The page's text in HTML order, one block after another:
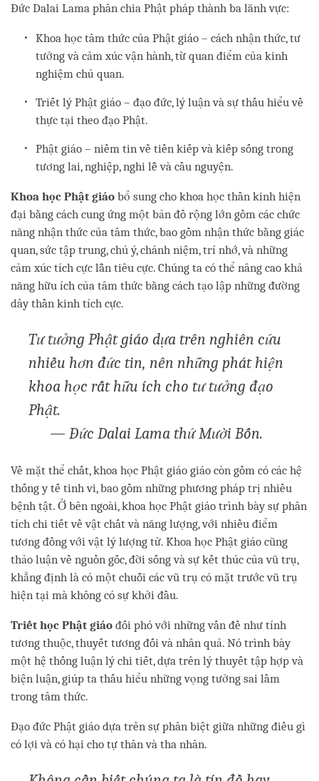
Đức Dalai Lama phân chia Phật pháp thành ba lãnh vực:
Khoa học tâm thức của Phật giáo – cách nhận thức, tư
tưởng và cảm xúc vận hành, từ quan điểm của kinh
nghiệm chủ quan.
Triết lý Phật giáo – đạo đức, lý luận và sự thấu hiểu về
thực tại theo đạo Phật.
Phật giáo – niềm tin về tiền kiếp và kiếp sống trong
tương lai, nghiệp, nghi lễ và cầu nguyện.
Khoa học Phật giáo bổ sung cho khoa học thần kinh hiện
đại bằng cách cung ứng một bản đồ rộng lớn gồm các chức
năng nhận thức của tâm thức, bao gồm nhận thức bằng giác
quan, sức tập trung, chú ý, chánh niệm, trí nhớ, và những
cảm xúc tích cực lẫn tiêu cực. Chúng ta có thể nâng cao khả
năng hữu ích của tâm thức bằng cách tạo lập những đường
dây thần kinh tích cực.
Tư tưởng Phật giáo dựa trên nghiên cứu
nhiều hơn đức tin, nên những phát hiện
khoa học rất hữu ích cho tư tưởng đạo
Phật.
— Đức Dalai Lama thứ Mười Bốn.
Về mặt thể chất, khoa học Phật giáo giáo còn gồm có các hệ
thống y tế tinh vi, bao gồm những phương pháp trị nhiều
bệnh tật. Ở bên ngoài, khoa học Phật giáo trình bày sự phân
tích chi tiết về vật chất và năng lượng, với nhiều điểm
tương đồng với vật lý lượng tử. Khoa học Phật giáo cũng
thảo luận về nguồn gốc, đời sống và sự kết thúc của vũ trụ,
khẳng định là có một chuỗi các vũ trụ có mặt trước vũ trụ
hiện tại mà không có sự khởi đầu.
Triết học Phật giáo đối phó với những vấn đề như tính
tương thuộc, thuyết tương đối và nhân quả. Nó trình bày
một hệ thống luận lý chi tiết, dựa trên lý thuyết tập hợp và
biện luận, giúp ta thấu hiểu những vọng tưởng sai lầm
trong tâm thức.
Đạo đức Phật giáo dựa trên sự phân biệt giữa những điều gì
có lợi và có hại cho tự thân và tha nhân.